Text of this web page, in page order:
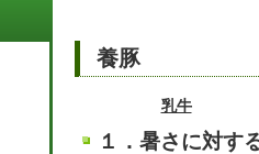
養豚
乳牛
１．暑さに対す